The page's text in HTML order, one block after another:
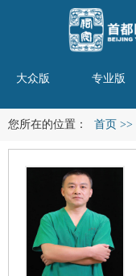
大众版 专业版
您所在的位置： 首页 >>